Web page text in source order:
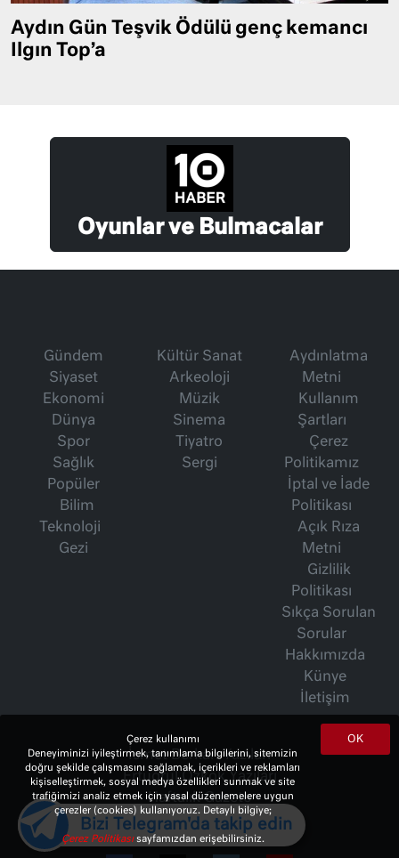
Aydın Gün Teşvik Ödülü genç kemancı
Ilgın Top’a
Oyunlar ve Bulmacalar
Gündem
Siyaset
Ekonomi
Dünya
Spor
Sağlık
Popüler
Bilim
Teknoloji
Gezi
Kültür Sanat
Arkeoloji
Müzik
Sinema
Tiyatro
Sergi
Aydınlatma
Metni
Kullanım
Şartları
Çerez
Politikamız
İptal ve İade
Politikası
Açık Rıza
Metni
Gizlilik
Politikası
Sıkça Sorulan
Sorular
Hakkımızda
Künye
İletişim
İsmet Berkan Yazıları
Ertuğrul Özkök Yazıları
Haftalık Gazete
OK
Çerez kullanımı
Deneyiminizi iyileştirmek, tanımlama bilgilerini, sitemizin
doğru şekilde çalışmasını sağlamak, içerikleri ve reklamları
kişiselleştirmek, sosyal medya özellikleri sunmak ve site
trafiğimizi analiz etmek için yasal düzenlemelere uygun
çerezler (cookies) kullanıyoruz. Detaylı bilgiye;
Çerez Politikasısayfamızdan erişebilirsiniz.
Bizi Telegram'da takip edin